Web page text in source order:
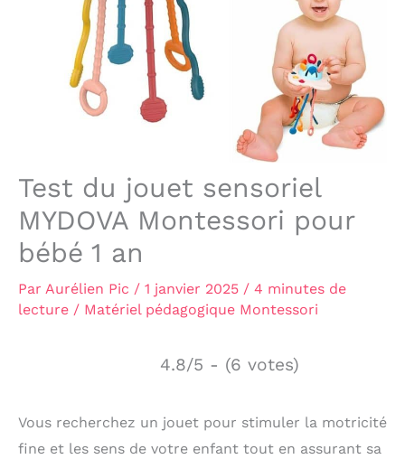
Test du jouet sensoriel
MYDOVA Montessori pour
bébé 1 an
Par Aurélien Pic / 1 janvier 2025 / 4 minutes de
lecture / Matériel pédagogique Montessori
4.8/5 - (6 votes)
Vous recherchez un jouet pour stimuler la motricité
fine et les sens de votre enfant tout en assurant sa